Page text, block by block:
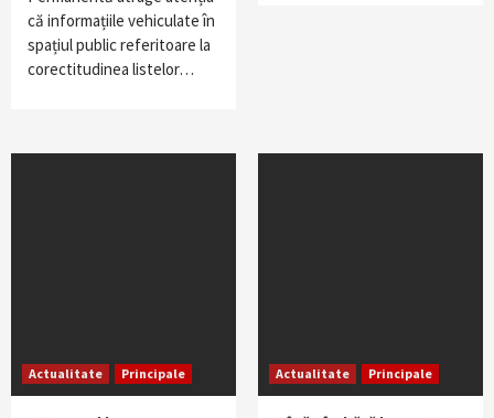
că informațiile vehiculate în
spațiul public referitoare la
corectitudinea listelor…
Actualitate Principale Actualitate Principale